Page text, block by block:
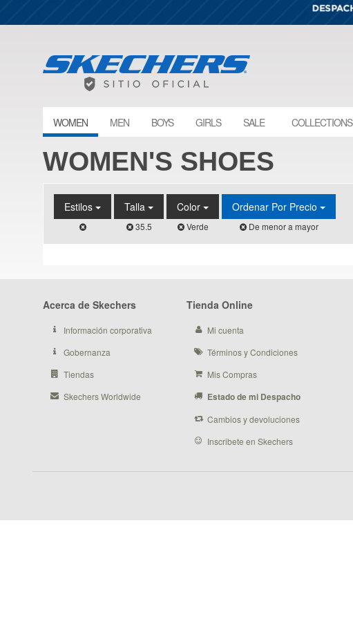
WOMEN MEN BOYS GIRLS SALE COLLECTIONS
WOMEN'S SHOES
Estilos Talla
35.5
Color
Verde
Ordenar Por Precio
De menor a mayor
Acerca de Skechers
Información corporativa
Gobernanza
Tiendas
Skechers Worldwide
Tienda Online
Mi cuenta
Términos y Condiciones
Mis Compras
Estado de mi Despacho
Cambios y devoluciones
Inscribete en Skechers